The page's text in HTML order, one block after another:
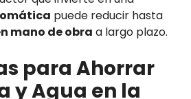
puede reducir hasta
mano de obra a largo plazo.
para Ahorrar
y Agua en la